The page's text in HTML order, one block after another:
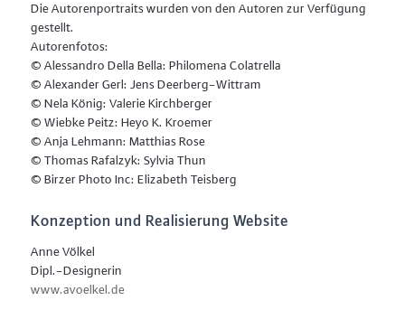
Die Autorenportraits wurden von den Autoren zur Verfügung
gestellt.
Autorenfotos:
© Alessandro Della Bella: Philomena Colatrella
© Alexander Gerl: Jens Deerberg-Wittram
© Nela König: Valerie Kirchberger
© Wiebke Peitz: Heyo K. Kroemer
© Anja Lehmann: Matthias Rose
© Thomas Rafalzyk: Sylvia Thun
© Birzer Photo Inc: Elizabeth Teisberg
Konzeption und Realisierung Website
Anne Völkel
Dipl.-Designerin
www.avoelkel.de